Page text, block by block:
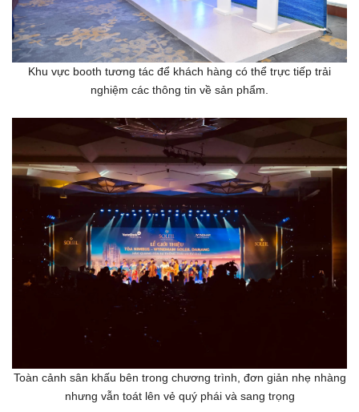
Khu vực booth tương tác để khách hàng có thể trực tiếp trải
nghiệm các thông tin về sản phẩm.
Toàn cảnh sân khấu bên trong chương trình, đơn giản nhẹ nhàng
nhưng vẫn toát lên vẻ quý phái và sang trọng